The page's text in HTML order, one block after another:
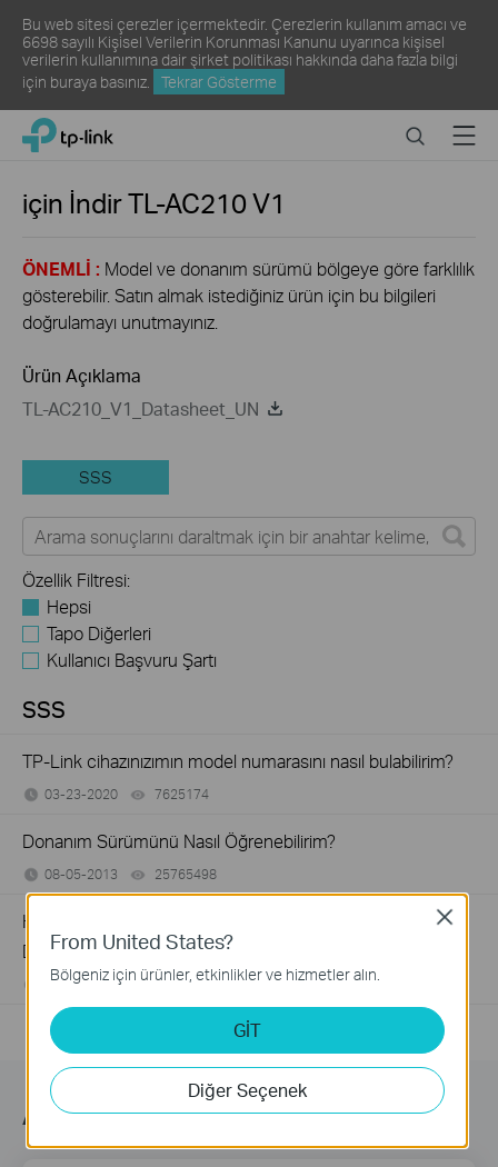
Bu web sitesi çerezler içermektedir. Çerezlerin kullanım amacı ve
6698 sayılı Kişisel Verilerin Korunması Kanunu uyarınca kişisel
verilerin kullanımına dair şirket politikası hakkında daha fazla bilgi
için buraya basınız. Tekrar Gösterme
Click
navigation
TP-Link, Reliably Smart SearchMenu
için İndirTL-AC210V1
ÖNEMLİ : Model ve donanım sürümü bölgeye göre farklılık
gösterebilir. Satın almak istediğiniz ürün için bu bilgileri
doğrulamayı unutmayınız.
Ürün Açıklama
TL-AC210_V1_Datasheet_UN
SSS
Özellik Filtresi:
Hepsi
Tapo Diğerleri
Kullanıcı Başvuru Şartı
SSS
TP-Link cihazınızımın model numarasını nasıl bulabilirim?
03-23-2020 7625174
Donanım Sürümünü Nasıl Öğrenebilirim?
08-05-2013 25765498
How to Find the Serial Number (S/N) on Your TP-Link
Device
03-19-2013 489171views
Abonelik
From United States?
Bölgeniz için ürünler, etkinlikler ve hizmetler alın.
GİT
Diğer Seçenek
Close